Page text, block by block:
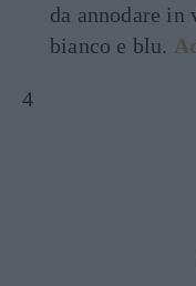
da annodare in
bianco e blu.